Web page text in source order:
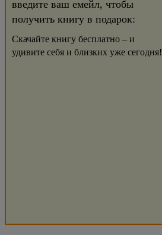
введите ваш емейл, чтобы
получить книгу в подарок:
Скачайте книгу бесплатно – и
удивите себя и близких уже сегодня!